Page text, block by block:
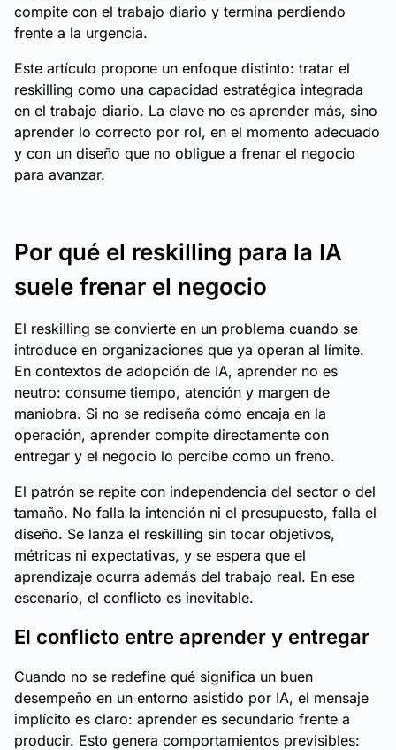
compite con el trabajo diario y termina perdiendo
frente a la urgencia.
Este artículo propone un enfoque distinto: tratar el
reskilling como una capacidad estratégica integrada
en el trabajo diario. La clave no es aprender más, sino
aprender lo correcto por rol, en el momento adecuado
y con un diseño que no obligue a frenar el negocio
para avanzar.
Por qué el reskilling para la IA
suele frenar el negocio
El reskilling se convierte en un problema cuando se
introduce en organizaciones que ya operan al límite.
En contextos de adopción de IA, aprender no es
neutro: consume tiempo, atención y margen de
maniobra. Si no se rediseña cómo encaja en la
operación, aprender compite directamente con
entregar y el negocio lo percibe como un freno.
El patrón se repite con independencia del sector o del
tamaño. No falla la intención ni el presupuesto, falla el
diseño. Se lanza el reskilling sin tocar objetivos,
métricas ni expectativas, y se espera que el
aprendizaje ocurra además del trabajo real. En ese
escenario, el conflicto es inevitable.
El conflicto entre aprender y entregar
Cuando no se redefine qué significa un buen
desempeño en un entorno asistido por IA, el mensaje
implícito es claro: aprender es secundario frente a
producir. Esto genera comportamientos previsibles: